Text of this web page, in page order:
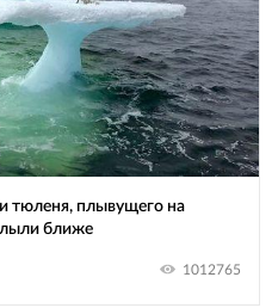
тюленя, плывущего на
ближе
1012765